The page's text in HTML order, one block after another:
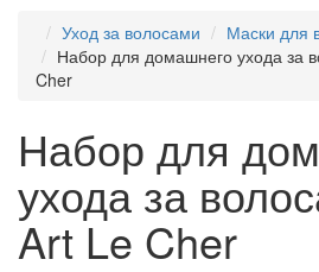
Уход за волосами
Маски для
Набор для домашнего ухода за
Cher
Набор для
ухода за
Art Le Cher